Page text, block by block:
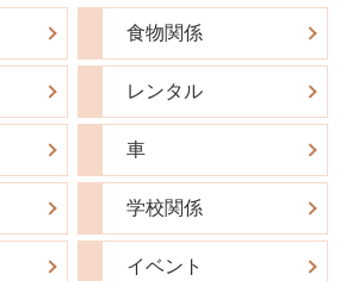
食物関係
レンタル
車
学校関係
イベント